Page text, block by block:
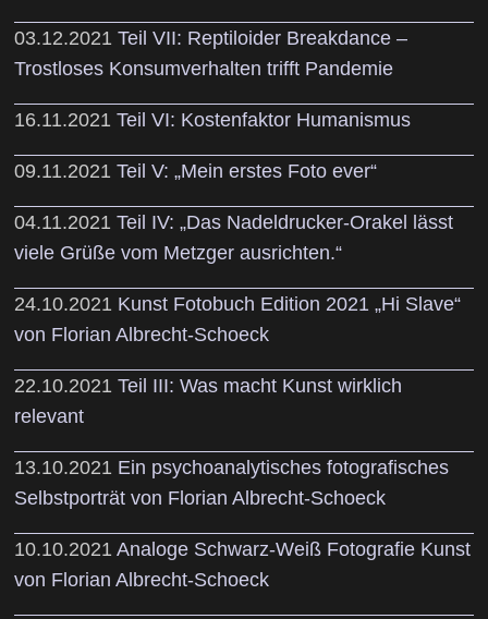
03.12.2021 Teil VII: Reptiloider Breakdance –
Trostloses Konsumverhalten trifft Pandemie
16.11.2021 Teil VI: Kostenfaktor Humanismus
09.11.2021 Teil V: „Mein erstes Foto ever“
04.11.2021 Teil IV: „Das Nadeldrucker-Orakel lässt
viele Grüße vom Metzger ausrichten.“
24.10.2021 Kunst Fotobuch Edition 2021 „Hi Slave“
von Florian Albrecht-Schoeck
22.10.2021 Teil III: Was macht Kunst wirklich
relevant
13.10.2021 Ein psychoanalytisches fotografisches
Selbstporträt von Florian Albrecht-Schoeck
10.10.2021 Analoge Schwarz-Weiß Fotografie Kunst
von Florian Albrecht-Schoeck